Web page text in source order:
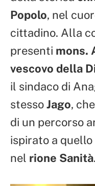
Popolo, nel
cittadino. Alla
presenti mons.
vescovo della
il sindaco di
stessoJago,
di un percorso
ispirato a
nel rione Sanità.